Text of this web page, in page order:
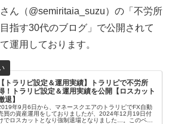
ん（@semiritaia_suzu）の「不労所
指す30代のブログ」で公開されて
運用しております。
【トラリピ設定＆運用実績】トラリピで不労所
！トラリピ設定＆運用実績を公開【ロスカット
退】
年9月6日から、マネースクエアのトラリピでFX自動
買の資産運用をしておりましたが、2024年12月19日付
でロスカットとなり強制退場となりました…。このペー